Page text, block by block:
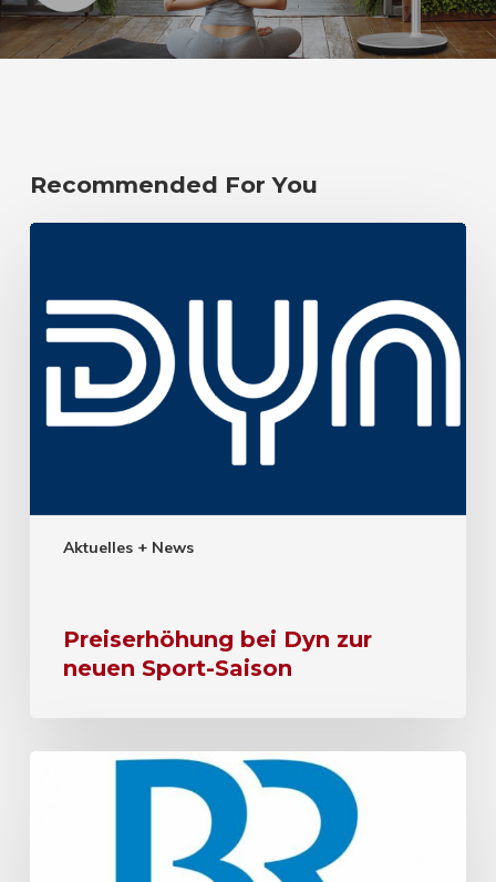
Recommended For You
Aktuelles + News
Preiserhöhung bei Dyn zur
neuen Sport-Saison